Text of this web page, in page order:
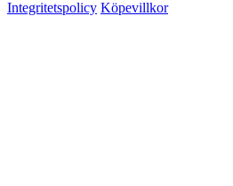
Integritetspolicy Köpevillkor